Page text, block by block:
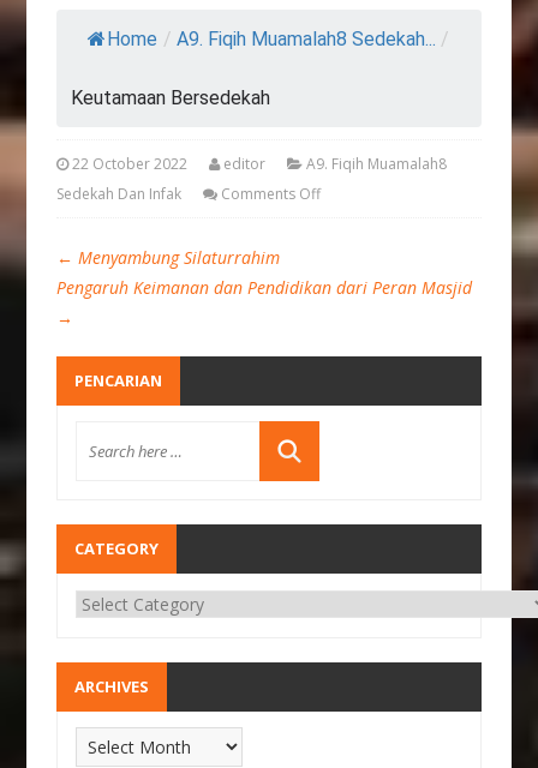
Home / A9. Fiqih Muamalah8 Sedekah... /
Keutamaan Bersedekah
22 October 2022 editor
A9. Fiqih Muamalah8
Sedekah Dan Infak
Comments Off
← Menyambung Silaturrahim
Pengaruh Keimanan dan Pendidikan dari Peran Masjid
→
PENCARIAN
CATEGORY
ARCHIVES